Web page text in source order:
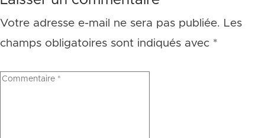
Votre adresse e-mail ne sera pas publiée. Les
champs obligatoires sont indiqués avec *